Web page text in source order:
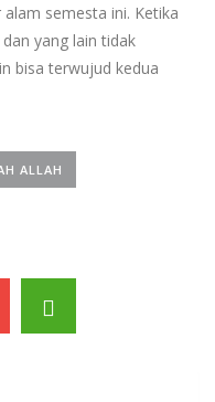
semesta ini. Ketika
yang lain tidak
bisa terwujud kedua
ALLAH